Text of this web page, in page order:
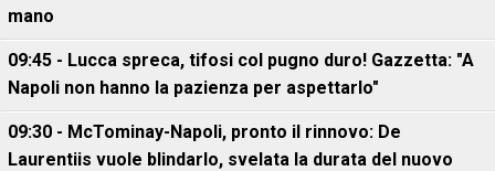
mano
09:45 - Lucca spreca, tifosi col pugno duro! Gazzetta: "A
Napoli non hanno la pazienza per aspettarlo"
09:30 - McTominay-Napoli, pronto il rinnovo: De
Laurentiis vuole blindarlo, svelata la durata del nuovo